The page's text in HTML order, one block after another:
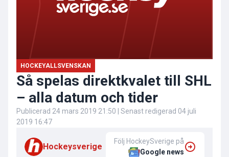
HOCKEYALLSVENSKAN
Så spelas direktkvalet till SHL
– alla datum och tider
Publicerad 24 mars 2019 21:50 | Senast redigerad 04 juli
2019 16:47
Hockeysverige
Följ HockeySverige på
Google news